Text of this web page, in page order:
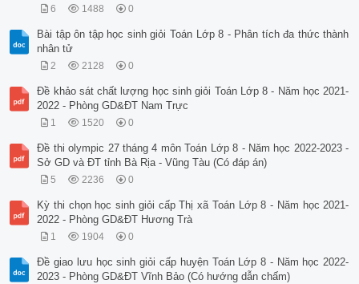
6 1488 0
Bài tập ôn tập học sinh giỏi Toán Lớp 8 - Phân tích đa thức thành
nhân tử
2 2128 0
Đề khảo sát chất lượng học sinh giỏi Toán Lớp 8 - Năm học 2021-
2022 - Phòng GD&ĐT Nam Trực
1 1520 0
Đề thi olympic 27 tháng 4 môn Toán Lớp 8 - Năm học 2022-2023 -
Sở GD và ĐT tỉnh Bà Rịa - Vũng Tàu (Có đáp án)
5 2236 0
Kỳ thi chọn học sinh giỏi cấp Thị xã Toán Lớp 8 - Năm học 2021-
2022 - Phòng GD&ĐT Hương Trà
1 1904 0
Đề giao lưu học sinh giỏi cấp huyện Toán Lớp 8 - Năm học 2022-
2023 - Phòng GD&ĐT Vĩnh Bảo (Có hướng dẫn chấm)